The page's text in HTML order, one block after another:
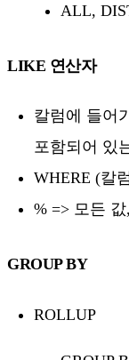
ALL,
LIKE 연산자
칼럼에 들어
포함되어 있
WHERE (칼
% => 모든
GROUP BY
ROLLUP